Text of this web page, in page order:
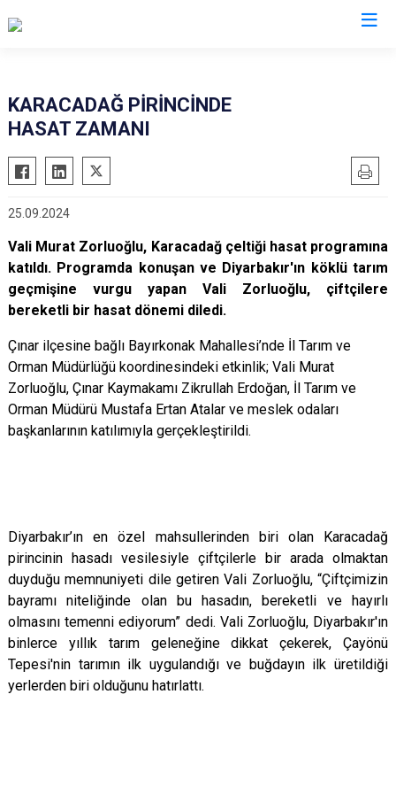
KARACADAĞ PİRİNCİNDE
HASAT ZAMANI
25.09.2024
Vali Murat Zorluoğlu, Karacadağ çeltiği hasat programına
katıldı. Programda konuşan ve Diyarbakır'ın köklü tarım
geçmişine vurgu yapan Vali Zorluoğlu, çiftçilere
bereketli bir hasat dönemi diledi.
Çınar ilçesine bağlı Bayırkonak Mahallesi’nde İl Tarım ve
Orman Müdürlüğü koordinesindeki etkinlik; Vali Murat
Zorluoğlu, Çınar Kaymakamı Zikrullah Erdoğan, İl Tarım ve
Orman Müdürü Mustafa Ertan Atalar ve meslek odaları
başkanlarının katılımıyla gerçekleştirildi.
Diyarbakır’ın en özel mahsullerinden biri olan Karacadağ
pirincinin hasadı vesilesiyle çiftçilerle bir arada olmaktan
duyduğu memnuniyeti dile getiren Vali Zorluoğlu, “Çiftçimizin
bayramı niteliğinde olan bu hasadın, bereketli ve hayırlı
olmasını temenni ediyorum” dedi. Vali Zorluoğlu, Diyarbakır'ın
binlerce yıllık tarım geleneğine dikkat çekerek, Çayönü
Tepesi'nin tarımın ilk uygulandığı ve buğdayın ilk üretildiği
yerlerden biri olduğunu hatırlattı.